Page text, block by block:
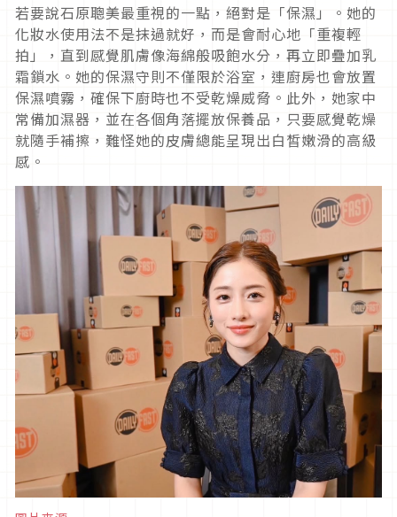
若要說石原聰美最重視的一點，絕對是「保濕」。她的
化妝水使用法不是抹過就好，而是會耐心地「重複輕
拍」，直到感覺肌膚像海綿般吸飽水分，再立即疊加乳
霜鎖水。她的保濕守則不僅限於浴室，連廚房也會放置
保濕噴霧，確保下廚時也不受乾燥威脅。此外，她家中
常備加濕器，並在各個角落擺放保養品，只要感覺乾燥
就隨手補擦，難怪她的皮膚總能呈現出白皙嫩滑的高級
感。